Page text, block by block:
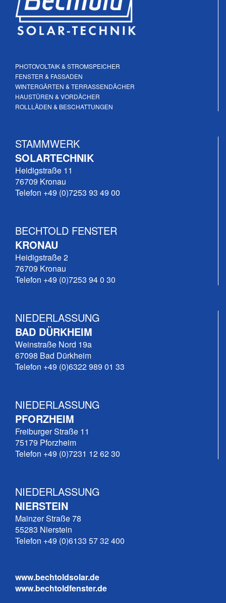
PHOTOVOLTAIK & STROMSPEICHER
FENSTER & FASSADEN
WINTERGÄRTEN & TERRASSENDÄCHER
HAUSTÜREN & VORDÄCHER
ROLLLÄDEN & BESCHATTUNGEN
STAMMWERK
SOLARTECHNIK
Heidigstraße 11
76709 Kronau
Telefon +49 (0)7253 93 49 00
BECHTOLD FENSTER
KRONAU
Heidigstraße 2
76709 Kronau
Telefon +49 (0)7253 94 0 30
NIEDERLASSUNG
BAD DÜRKHEIM
Weinstraße Nord 19a
67098 Bad Dürkheim
Telefon +49 (0)6322 989 01 33
NIEDERLASSUNG
PFORZHEIM
Freiburger Straße 11
75179 Pforzheim
Telefon +49 (0)7231 12 62 30
NIEDERLASSUNG
NIERSTEIN
Mainzer Straße 78
55283 Nierstein
Telefon +49 (0)6133 57 32 400
www.bechtoldsolar.de
www.bechtoldfenster.de